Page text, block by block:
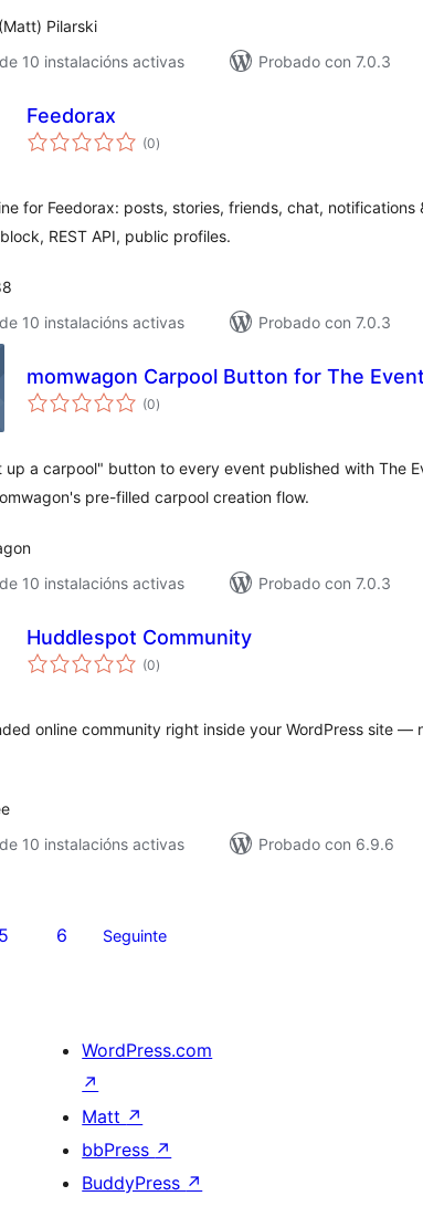
Pilarski
10 instalacións activas
Probado con 7.0.3
Feedorax
(0valoracións
totais
)
for Feedorax: posts, stories, friends, chat, notifications
REST API, public profiles.
10 instalacións activas
Probado con 7.0.3
momwagon Carpool Button for The
(0valoracións
totais
)
up a carpool" button to every event published with The
pre-filled carpool creation flow.
10 instalacións activas
Probado con 7.0.3
Huddlespot Community
(0valoracións
totais
)
online community right inside your WordPress site —
10 instalacións activas
Probado con 6.9.6
5 6 Seguinte
WordPress.com
↗
Matt ↗
bbPress ↗
BuddyPress ↗